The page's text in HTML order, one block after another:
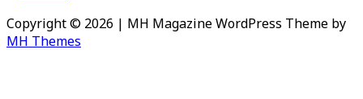
Copyright © 2026 | MH Magazine WordPress Theme by
MH Themes